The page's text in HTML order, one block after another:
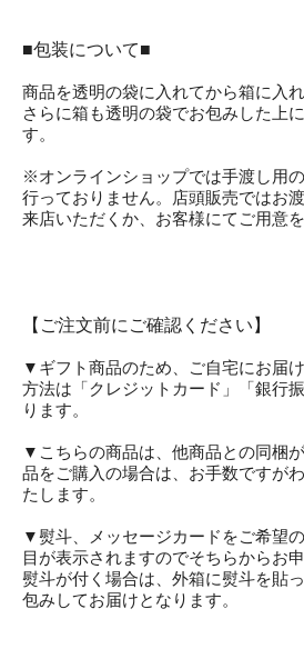
■包装について■
商品を透明の袋に入れてから箱に入れ
さらに箱も透明の袋でお包みした上
す。
※オンラインショップでは手渡し用
行っておりません。店頭販売ではお
来店いただくか、お客様にてご用意
【ご注文前にご確認ください】
▼ギフト商品のため、ご自宅にお届
方法は「クレジットカード」「銀行
ります。
▼こちらの商品は、他商品との同梱
品をご購入の場合は、お手数ですが
たします。
▼熨斗、メッセージカードをご希望
目が表示されますのでそちらからお
熨斗が付く場合は、外箱に熨斗を貼
包みしてお届けとなります。